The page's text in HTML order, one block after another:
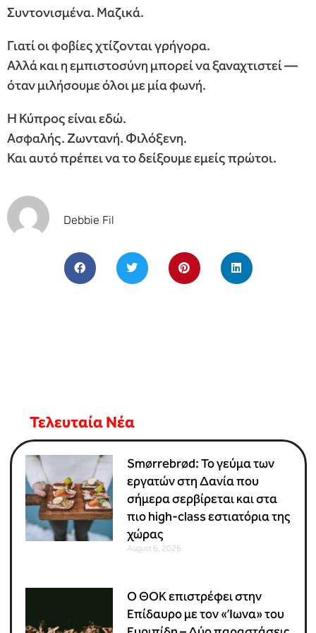
Συντονισμένα. Μαζικά.
Γιατί οι φοβίες χτίζονται γρήγορα.
Αλλά και η εμπιστοσύνη μπορεί να ξαναχτιστεί —
όταν μιλήσουμε όλοι με μία φωνή.
Η Κύπρος είναι εδώ.
Ασφαλής. Ζωντανή. Φιλόξενη.
Και αυτό πρέπει να το δείξουμε εμείς πρώτοι.
Debbie Fil
Τελευταία Νέα
Smørrebrød: Το γεύμα των
εργατών στη Δανία που
σήμερα σερβίρεται και στα
πιο high-class εστιατόρια της
χώρας
August 6, 2026
Ο ΘΟΚ επιστρέφει στην
Επίδαυρο με τον «Ίωνα» του